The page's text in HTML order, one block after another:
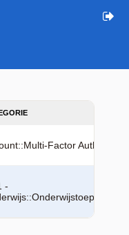
Factor
-